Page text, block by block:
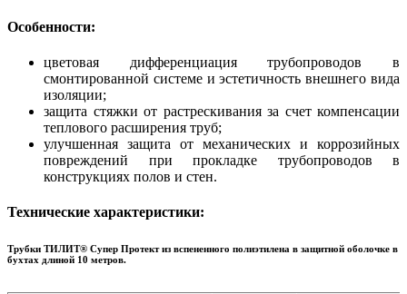
Особенности:
цветовая дифференциация трубопроводов в
смонтированной системе и эстетичность внешнего вида
изоляции;
защита стяжки от растрескивания за счет компенсации
теплового расширения труб;
улучшенная защита от механических и коррозийных
повреждений при прокладке трубопроводов в
конструкциях полов и стен.
Технические характеристики:
Трубки ТИЛИТ® Супер Протект из вспененного полиэтилена в защитной оболочке в
бухтах длиной 10 метров.